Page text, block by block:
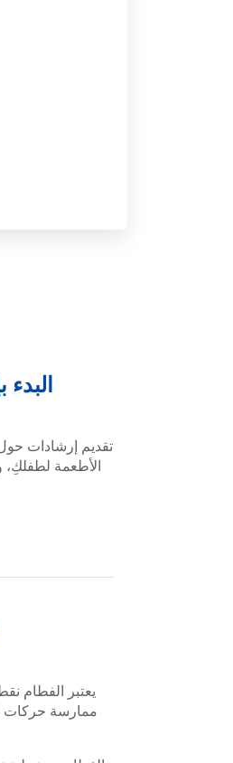
تقديم إرشادات
الأطعمة
يعتبر الفطام
ممارسة حركات